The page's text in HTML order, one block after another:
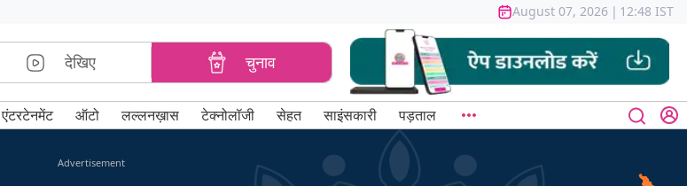
August 07, 2026 | 12:48 IST
देखिए चुनाव
एंटरटेनमेंट ऑटो लल्लनख़ास टेक्नोलॉजी सेहत साइंसकारी पड़ताल
Advertisement